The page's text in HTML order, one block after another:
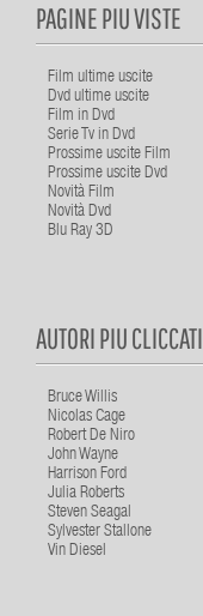
PAGINE PIU VISTE
Film ultime uscite
Dvd ultime uscite
Film in Dvd
Serie Tv in Dvd
Prossime uscite Film
Prossime uscite Dvd
Novità Film
Novità Dvd
Blu Ray 3D
AUTORI PIU CLICCATI
Bruce Willis
Nicolas Cage
Robert De Niro
John Wayne
Harrison Ford
Julia Roberts
Steven Seagal
Sylvester Stallone
Vin Diesel